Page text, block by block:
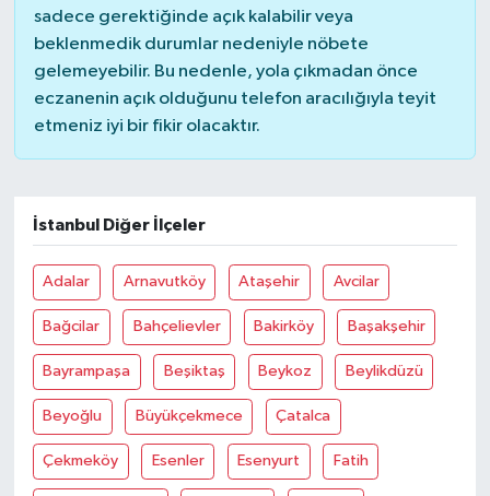
sadece gerektiğinde açık kalabilir veya
beklenmedik durumlar nedeniyle nöbete
gelemeyebilir. Bu nedenle, yola çıkmadan önce
eczanenin açık olduğunu telefon aracılığıyla teyit
etmeniz iyi bir fikir olacaktır.
İstanbul Diğer İlçeler
Adalar Arnavutköy Ataşehir Avcilar
Bağcilar Bahçelievler Bakirköy Başakşehir
Bayrampaşa Beşiktaş Beykoz Beylikdüzü
Beyoğlu Büyükçekmece Çatalca
Çekmeköy Esenler Esenyurt Fatih